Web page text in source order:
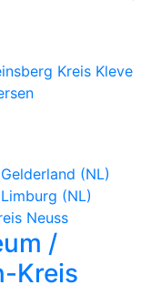
Kreis Kleve
(NL)
(NL)
Neuss
/
Kreis